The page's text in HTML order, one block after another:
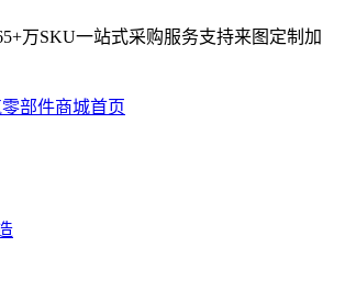
万SKU一站式采购服务支持来图定制加